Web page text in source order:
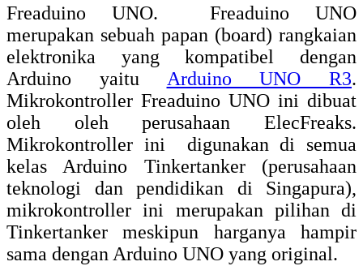
Freaduino UNO. Freaduino UNO
merupakan sebuah papan (board) rangkaian
elektronika yangkompatibel dengan
Arduino yaitu Arduino UNO R3.
Mikrokontroller Freaduino UNO ini dibuat
oleh oleh perusahaan ElecFreaks.
Mikrokontroller ini
digunakan di semua
kelas Arduino Tinkertanker (perusahaan
teknologi dan pendidikan di Singapura),
mikrokontroller ini merupakan pilihan di
Tinkertanker meskipun harganya hampir
sama dengan Arduino UNO yang original.